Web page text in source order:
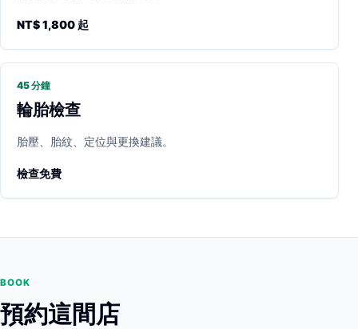
NT$ 1,800 起
45 分鐘
輪胎檢查
胎壓、胎紋、定位與更換建議。
檢查免費
BOOK
預約這間店